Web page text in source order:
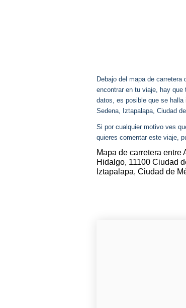
Debajo del mapa de
encontrar en tu viaje, hay que
datos, es posible que se
Sedena, Iztapalapa, Ciudad
Si por cualquier motivo ves
quieres comentar este viaje,
Mapa de carretera entre
Hidalgo, 11100 Ciudad
Iztapalapa, Ciudad de